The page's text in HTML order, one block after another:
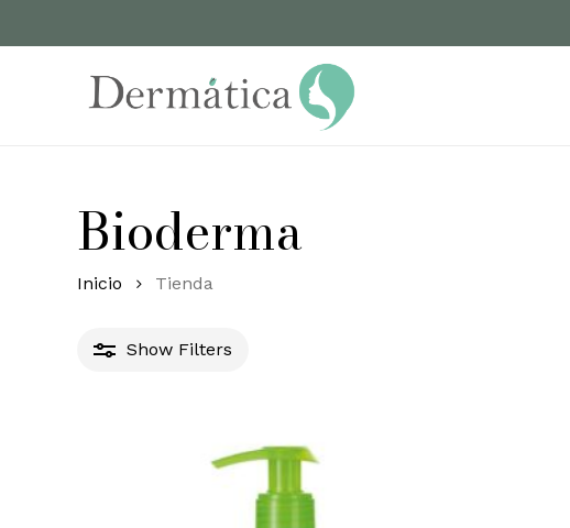
Bioderma
Inicio Tienda
Show Filters